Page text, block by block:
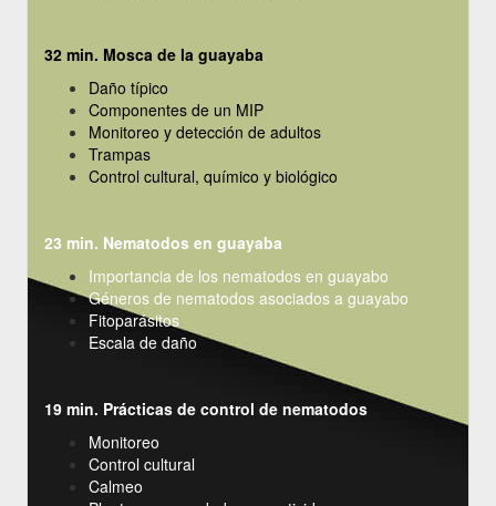
32 min. Mosca de la guayaba
Daño típico
Componentes de un MIP
Monitoreo y detección de adultos
Trampas
Control cultural, químico y biológico
23 min. Nematodos en guayaba
Importancia de los nematodos en guayabo
Géneros de nematodos asociados a guayabo
Fitoparásitos
Escala de daño
19 min. Prácticas de control de nematodos
Monitoreo
Control cultural
Calmeo